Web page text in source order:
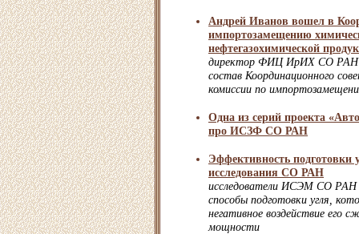
Андрей Иванов вошел в
импортозамещению
нефтегазохимической
директор ФИЦ ИрИХ СО РАН
состав Координационного
комиссии по
Одна из серий проекта
про ИСЗФ СО РАН
Эффективность подготовки
исследования СО РАН
исследователи ИСЭМ СО РАН
способы подготовки угля,
негативное воздействие его
мощности